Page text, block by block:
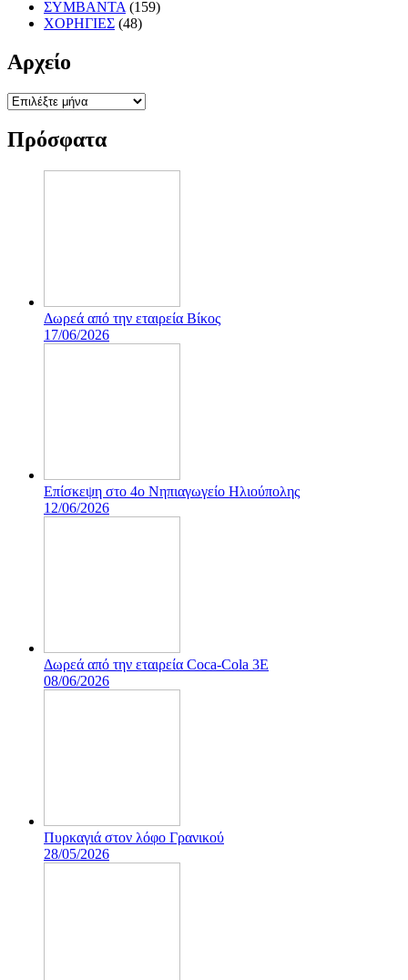
ΣΥΜΒΑΝΤΑ (159)
ΧΟΡΗΓΙΕΣ (48)
Αρχείο
Αρχείο
Πρόσφατα
Δωρεά από την εταιρεία Βίκος
17/06/2026
Επίσκεψη στο 4ο Νηπιαγωγείο Ηλιούπολης
12/06/2026
Δωρεά από την εταιρεία Coca-Cola 3E
08/06/2026
Πυρκαγιά στον λόφο Γρανικού
28/05/2026